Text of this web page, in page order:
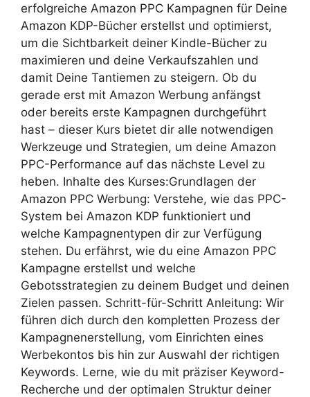
erfolgreiche Amazon PPC Kampagnen für Deine
Amazon KDP-Bücher erstellst und optimierst,
um die Sichtbarkeit deiner Kindle-Bücher zu
maximieren und deine Verkaufszahlen und
damit Deine Tantiemen zu steigern. Ob du
gerade erst mit Amazon Werbung anfängst
oder bereits erste Kampagnen durchgeführt
hast – dieser Kurs bietet dir alle notwendigen
Werkzeuge und Strategien, um deine Amazon
PPC-Performance auf das nächste Level zu
heben. Inhalte des Kurses:Grundlagen der
Amazon PPC Werbung: Verstehe, wie das PPC-
System bei Amazon KDP funktioniert und
welche Kampagnentypen dir zur Verfügung
stehen. Du erfährst, wie du eine Amazon PPC
Kampagne erstellst und welche
Gebotsstrategien zu deinem Budget und deinen
Zielen passen. Schritt-für-Schritt Anleitung: Wir
führen dich durch den kompletten Prozess der
Kampagnenerstellung, vom Einrichten eines
Werbekontos bis hin zur Auswahl der richtigen
Keywords. Lerne, wie du mit präziser Keyword-
Recherche und der optimalen Struktur deiner